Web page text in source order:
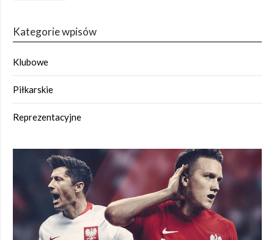
Kategorie wpisów
Klubowe
Piłkarskie
Reprezentacyjne